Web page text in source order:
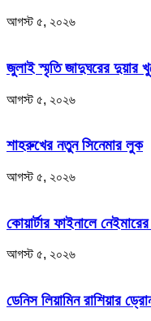
আগস্ট ৫, ২০২৬
জুলাই স্মৃতি জাদুঘরের দুয়ার
আগস্ট ৫, ২০২৬
শাহরুখের নতুন সিনেমার লুক
আগস্ট ৫, ২০২৬
কোয়ার্টার ফাইনালে
আগস্ট ৫, ২০২৬
ডেনিস লিয়ামিন রাশিয়ার